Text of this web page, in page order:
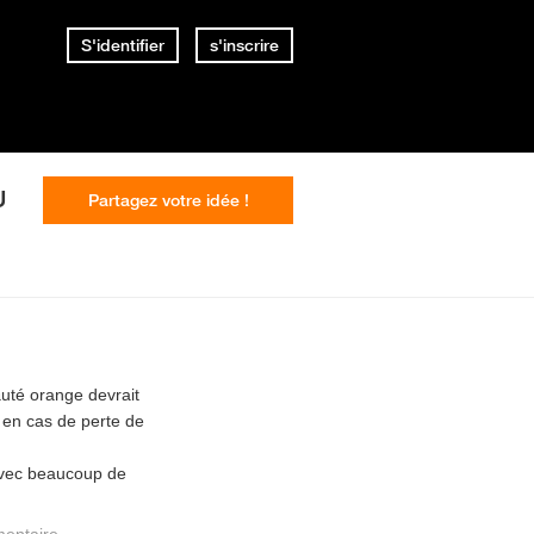
S'identifier s'inscrire
Partagez votre idée !
orange devrait
cas de perte de
beaucoup de